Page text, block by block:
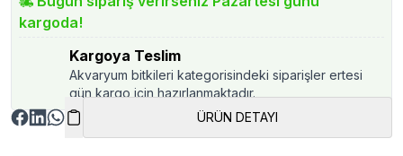
kargoda!
Kargoya Teslim
Akvaryum bitkileri kategorisindeki siparişler ertesi
gün kargo için hazırlanmaktadır.
ÜRÜN DETAYI